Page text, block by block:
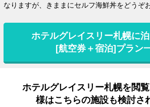
なりますが、きままにセルフ海鮮丼をどうぞ
ホテルグレイスリー札幌に
[航空券＋宿泊]プラン
ホテルグレイスリー札幌を閲
様はこちらの施設も検討さ